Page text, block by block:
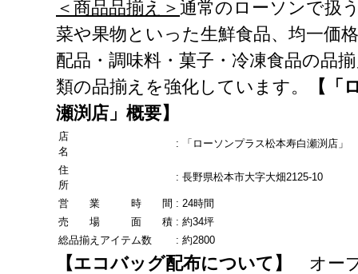
＜商品品揃え＞ 通常のローソンで扱
菜や果物といった生鮮食品、均一価
配品・調味料・菓子・冷凍食品の品
類の品揃えを強化しています。
【「
瀬渕店」概要】
店
名
: 「ローソンプラス松本寿白瀬渕店」
住
所
: 長野県松本市大字大畑2125-10
営 業 時 間 : 24時間
売 場 面 積 : 約34坪
総品揃えアイテム数
: 約2800
【エコバッグ配布について】
オー